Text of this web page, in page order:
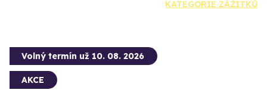
KATEGORIE ZÁŽITKŮ
Volný termín už 10. 08. 2026
AKCE